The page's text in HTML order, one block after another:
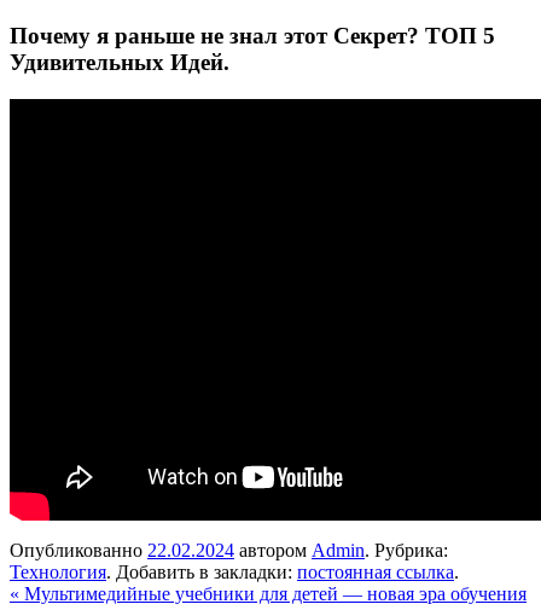
Почему я раньше не знал этот Секрет? ТОП 5
Удивительных Идей.
Опубликованно 22.02.2024 автором Admin. Рубрика:
Технология. Добавить в закладки: постоянная ссылка.
« Мультимедийные учебники для детей — новая эра обучения